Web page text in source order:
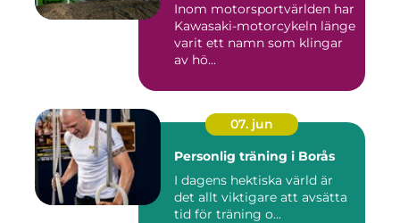
Inom motorsportvärlden har
Kawasaki-motorcykeln länge
varit ett namn som klingar
av hö...
07. jun
Personlig träning i Borås
I dagens hektiska värld är
det allt viktigare att avsätta
tid för träning o...